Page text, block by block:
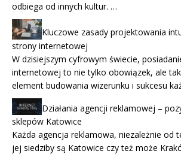
odbiega od innych kultur. …
Kluczowe zasady projektowania
strony internetowej
W dzisiejszym cyfrowym świecie,
internetowej to nie tylko obowiązek, ale
element budowania wizerunku i sukcesu
Działania agencji reklamowej –
sklepów Katowice
Każda agencja reklamowa, niezależnie od
jej siedziby są Katowice czy też może